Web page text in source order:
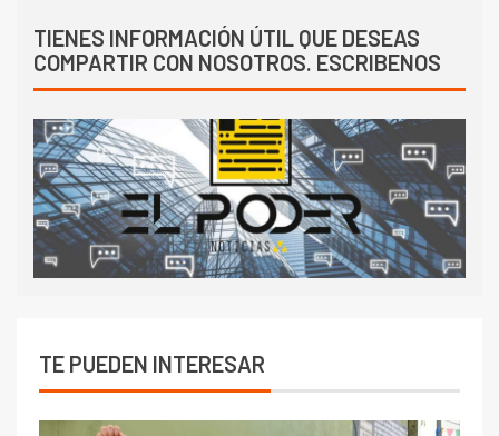
TIENES INFORMACIÓN ÚTIL QUE DESEAS
COMPARTIR CON NOSOTROS. ESCRIBENOS
TE PUEDEN INTERESAR